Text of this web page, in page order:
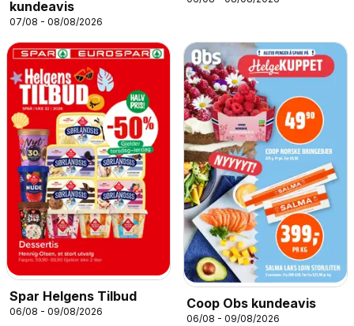
kundeavis
07/08 - 08/08/2026
Spar Helgens Tilbud
06/08 - 09/08/2026
Coop Obs kundeavis
06/08 - 09/08/2026